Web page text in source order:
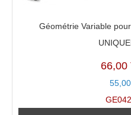
Géométrie Variable
66,00